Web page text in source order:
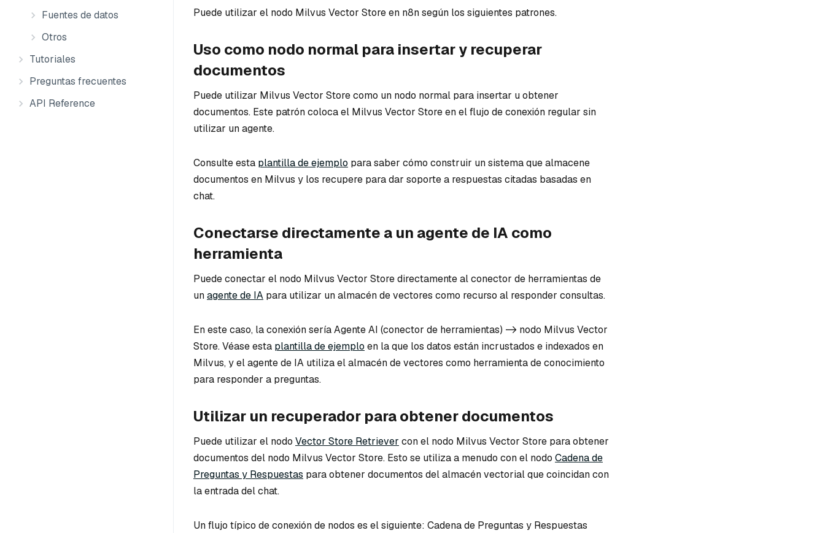
Fuentes de datos
Otros
Tutoriales
Preguntas frecuentes
API Reference
Puede utilizar el nodo Milvus Vector Store en n8n según los siguientes patrones.
Uso como nodo normal para insertar y recuperar
documentos
Puede utilizar Milvus Vector Store como un nodo normal para insertar u obtener
documentos. Este patrón coloca el Milvus Vector Store en el flujo de conexión regular sin
utilizar un agente.
Consulte esta plantilla de ejemplo para saber cómo construir un sistema que almacene
documentos en Milvus y los recupere para dar soporte a respuestas citadas basadas en
chat.
Conectarse directamente a un agente de IA como
herramienta
Puede conectar el nodo Milvus Vector Store directamente al conector de herramientas de
unagente de IA para utilizar un almacén de vectores como recurso al responder consultas.
En este caso, la conexión sería Agente AI (conector de herramientas) -> nodo Milvus Vector
Store. Véase esta plantilla de ejemplo en la que los datos están incrustados e indexados en
Milvus, y el agente de IA utiliza el almacén de vectores como herramienta de conocimiento
para responder a preguntas.
Utilizar un recuperador para obtener documentos
Puede utilizar el nodo Vector Store Retriever con el nodo Milvus Vector Store para obtener
documentos del nodo Milvus Vector Store. Esto se utiliza a menudo con el nodo Cadena de
Preguntas y Respuestas para obtener documentos del almacén vectorial que coincidan con
la entrada del chat.
Un flujo típico de conexión de nodos es el siguiente: Cadena de Preguntas y Respuestas